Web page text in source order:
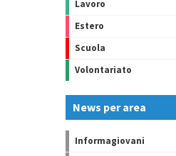
Lavoro
Estero
Scuola
Volontariato
News per area
Informagiovani